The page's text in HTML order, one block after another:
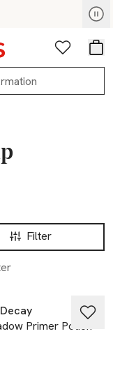
nu
Favoriter
Filter
Primer Potion